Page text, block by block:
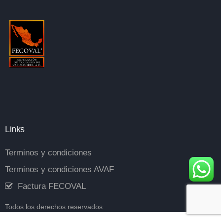
Links
Terminos y condiciones
Terminos y condiciones AVAF
Factura FECOVAL
Todos los derechos reservados